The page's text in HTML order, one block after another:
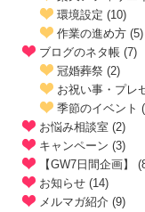
環境設定 (10)
作業の進め方 (5)
ブログのネタ帳 (7)
冠婚葬祭 (2)
お祝い事・プレ
季節のイベント
お悩み相談室 (2)
キャンペーン (3)
【GW7日間企画】
お知らせ (14)
メルマガ紹介 (9)